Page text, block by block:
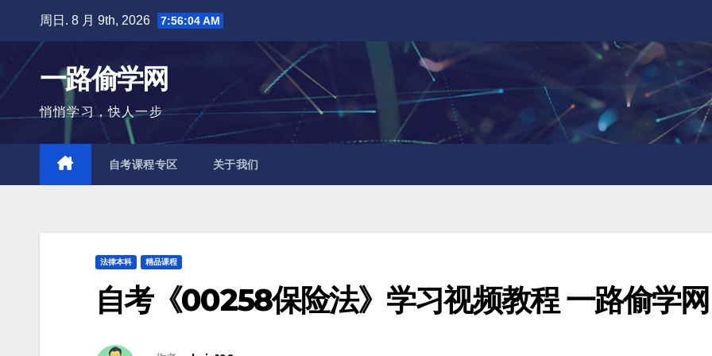
容
周日. 8 月 9th, 2026 7:56:05 AM
一路偷学网
悄悄学习，快人一步
自考课程专区 关于我们
法律本科 精品课程
自考《00258保险法》学习视频教程 一路偷学网